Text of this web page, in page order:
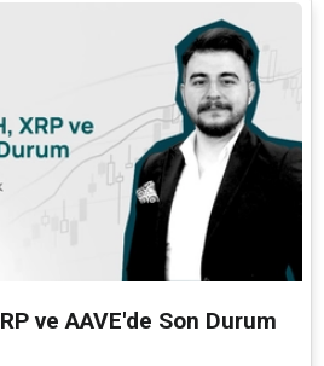
ve AAVE'de Son Durum